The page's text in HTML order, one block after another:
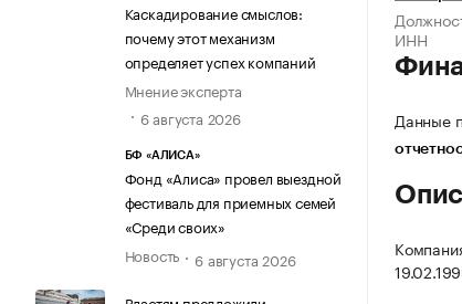
Каскадирование смыслов:
почему этот механизм
определяет успех компаний
Мнение эксперта
6 августа 2026
БФ «АЛИСА»
Фонд «Алиса» провел выездной
фестиваль для приемных семей
«Среди своих»
Новость
6 августа 2026
ИНН
Данные